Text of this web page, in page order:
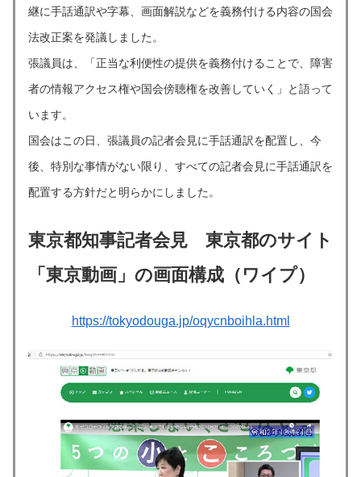
継に手話通訳や字幕、画面解説などを義務付ける内容の国会
法改正案を発議しました。
張議員は、「正当な利便性の提供を義務付けることで、障害
者の情報アクセス権や国会傍聴権を改善していく」と語って
います。
国会はこの日、張議員の記者会見に手話通訳を配置し、今
後、特別な事情がない限り、すべての記者会見に手話通訳を
配置する方針だと明らかにしました。
東京都知事記者会見 東京都のサイト
「東京動画」の画面構成（ワイプ）
https://tokyodouga.jp/oqycnboihla.html